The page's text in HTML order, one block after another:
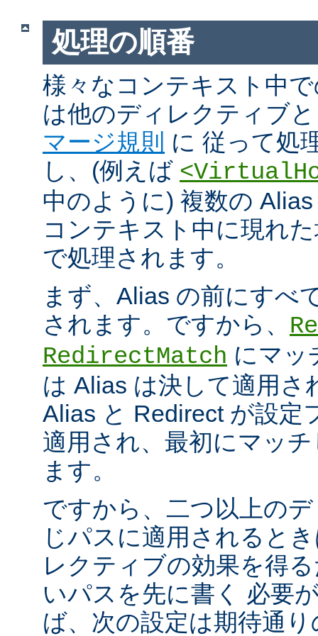
処理の順番
様々なコンテキスト中
は他のディレクティブ
マージ規則 に 従って処
し、(例えば
中のように) 複数の
コンテキスト中に現れ
で処理されます。
まず、Alias の前にすべ
されます。ですから、
RedirectMatch にマッ
は Alias は決して適用さ
Alias と Redirect が設定
適用され、最初にマッ
ます。
ですから、二つ以上の
じパスに適用されると
レクティブの効果を得
いパスを先に書く 必要
ば、次の設定は期待通